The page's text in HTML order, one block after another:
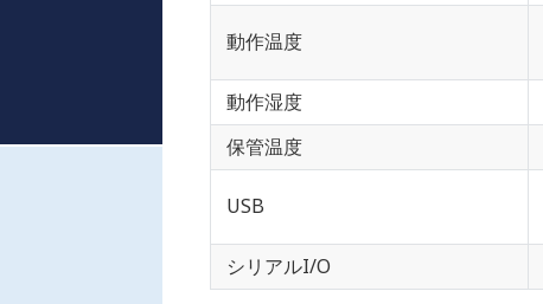
動作温度
動作湿度
保管温度
USB
シリアルI/O